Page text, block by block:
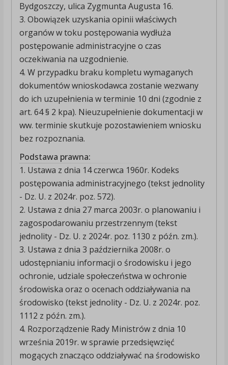
Bydgoszczy, ulica Zygmunta Augusta 16.
3. Obowiązek uzyskania opinii właściwych
organów w toku postępowania wydłuża
postępowanie administracyjne o czas
oczekiwania na uzgodnienie.
4. W przypadku braku kompletu wymaganych
dokumentów wnioskodawca zostanie wezwany
do ich uzupełnienia w terminie 10 dni (zgodnie z
art. 64 § 2 kpa). Nieuzupełnienie dokumentacji w
ww. terminie skutkuje pozostawieniem wniosku
bez rozpoznania.
Podstawa prawna:
1. Ustawa z dnia 14 czerwca 1960r. Kodeks
postępowania administracyjnego (tekst jednolity
- Dz. U. z 2024r. poz. 572).
2. Ustawa z dnia 27 marca 2003r. o planowaniu i
zagospodarowaniu przestrzennym (tekst
jednolity - Dz. U. z 2024r. poz. 1130 z późn. zm.).
3. Ustawa z dnia 3 października 2008r. o
udostępnianiu informacji o środowisku i jego
ochronie, udziale społeczeństwa w ochronie
środowiska oraz o ocenach oddziaływania na
środowisko (tekst jednolity - Dz. U. z 2024r. poz.
1112 z późn. zm.).
4. Rozporządzenie Rady Ministrów z dnia 10
września 2019r. w sprawie przedsięwzięć
mogących znacząco oddziaływać na środowisko